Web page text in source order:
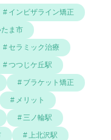
インビザライン矯正
たま市
セラミック治療
つつじケ丘駅
ブラケット矯正
メリット
三ノ輪駅
上北沢駅